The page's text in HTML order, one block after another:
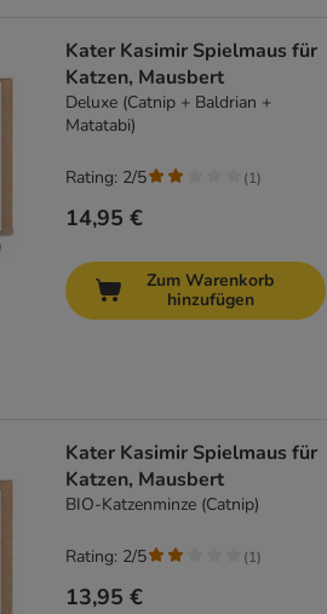
Kater Kasimir Spielmaus für
Katzen, Mausbert
Deluxe (Catnip + Baldrian +
Matatabi)
14,95 €
Rating: 2/5 (1)
Zum Warenkorb
hinzufügen
Kater Kasimir Spielmaus für
Katzen, Mausbert
BIO-Katzenminze (Catnip)
13,95 €
Rating: 2/5 (1)